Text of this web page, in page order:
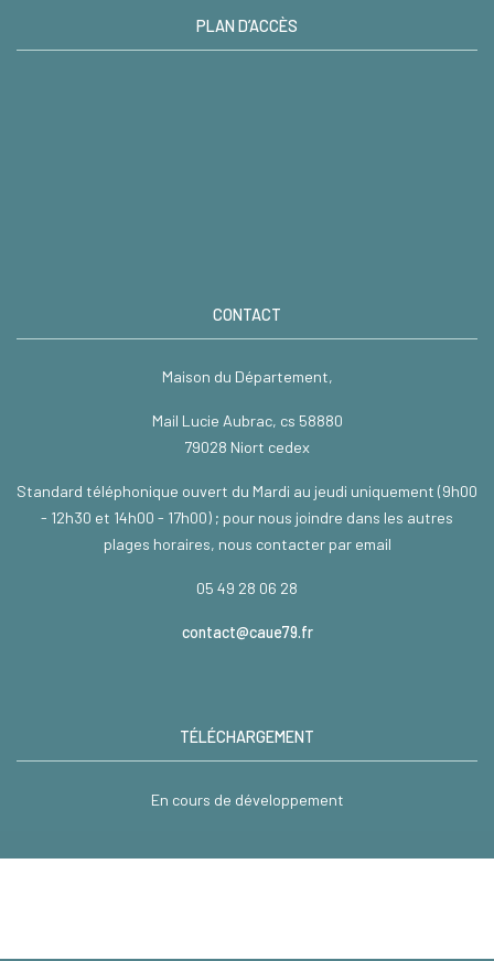
PLAN D’ACCÈS
CONTACT
Maison du Département,
Mail Lucie Aubrac, cs 58880
79028 Niort cedex
Standard téléphonique ouvert du Mardi au jeudi uniquement (9h00
- 12h30 et 14h00 - 17h00) ; pour nous joindre dans les autres
plages horaires, nous contacter par email
05 49 28 06 28
contact@caue79.fr
TÉLÉCHARGEMENT
En cours de développement